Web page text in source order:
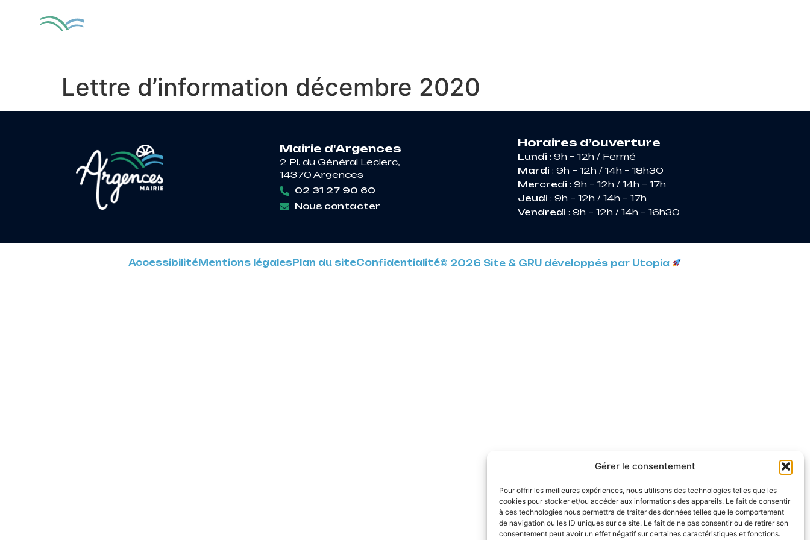
Gérer le consentement
Pour offrir les meilleures expériences, nous utilisons des technologies telles que les
cookies pour stocker et/ou accéder aux informations des appareils. Le fait de consentir
à ces technologies nous permettra de traiter des données telles que le comportement
de navigation ou les ID uniques sur ce site. Le fait de ne pas consentir ou de retirer son
consentement peut avoir un effet négatif sur certaines caractéristiques et fonctions.
Lettre d’information décembre 2020
Mairie d'Argences
2 Pl. du Général Leclerc,
14370 Argences
02 31 27 90 60
Nous contacter
Horaires d’ouverture
Lundi : 9h – 12h / Fermé
Mardi : 9h – 12h / 14h – 18h30
Mercredi : 9h – 12h / 14h – 17h
Jeudi : 9h – 12h / 14h – 17h
Vendredi : 9h – 12h / 14h – 16h30
AccessibilitéMentions légalesPlan du siteConfidentialité© 2026 Site & GRU développés par Utopia